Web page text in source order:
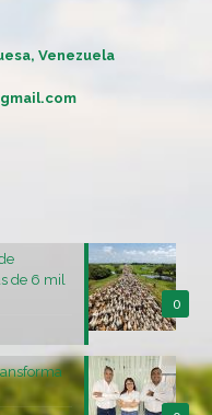
Venezuela
0
de 6 mil